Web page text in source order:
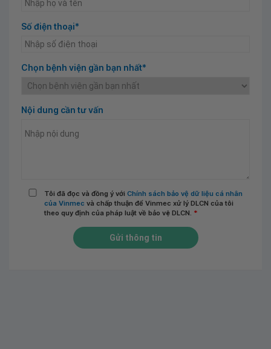
Số điện thoại*
Chọn bệnh viện gần bạn nhất*
Nội dung cần tư vấn
Tôi đã đọc và đồng ý với Chính sách bảo vệ dữ liệu cá nhân
của Vinmec và chấp thuận để Vinmec xử lý DLCN của tôi
theo quy định của pháp luật về bảo vệ DLCN. *
Gửi thông tin